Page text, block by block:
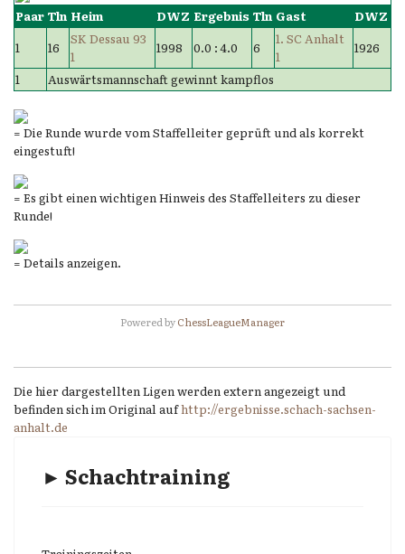
Paar Tln Heim DWZ Ergebnis Tln Gast
DWZ
1
16
SK Dessau 93
1
1998 0.0 : 4.0 6
1. SC Anhalt
1
1926
1
Auswärtsmannschaft gewinnt kampflos
= Die Runde wurde vom Staffelleiter geprüft und als korrekt
eingestuft!
= Es gibt einen wichtigen Hinweis des Staffelleiters zu dieser
Runde!
= Details anzeigen.
Powered byChessLeagueManager
Die hier dargestellten Ligen werden extern angezeigt und
befinden sich im Original aufhttp://ergebnisse.schach-sachsen-
anhalt.de
► Schachtraining